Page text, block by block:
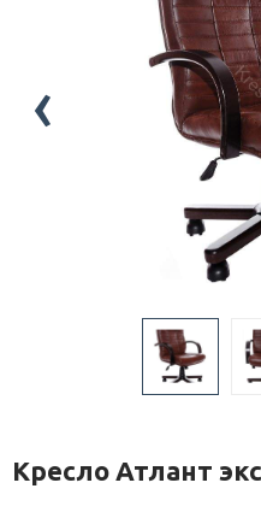
‹
Кресло Атлант